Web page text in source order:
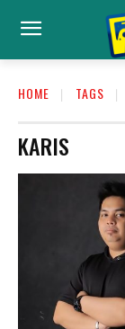
HOME TAGS
KARIS